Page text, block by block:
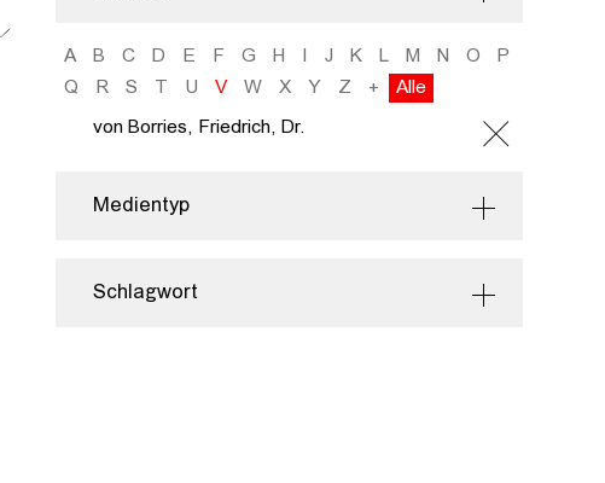
A B C D E F G H J K L M N O
P
Q
R S U V W X Y Z + Alle
von Borries, Friedrich, Dr.
Medientyp
Schlagwort